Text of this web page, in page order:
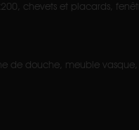
chevets et placards,
de douche, meuble vasque,